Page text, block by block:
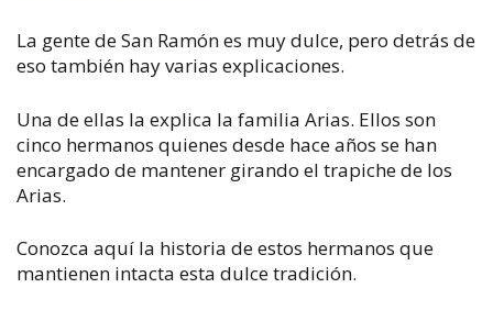
La gente de San Ramón es muy dulce, pero detrás de
eso también hay varias explicaciones.
Una de ellas la explica la familia Arias. Ellos son
cinco hermanos quienes desde hace años se han
encargado de mantener girando el trapiche de los
Arias.
Conozca aquí la historia de estos hermanos que
mantienen intacta esta dulce tradición.